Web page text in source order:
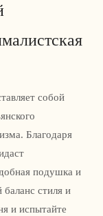
собой
Благодаря
подушка и
стиля и
и испытайте